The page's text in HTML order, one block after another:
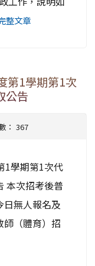
整文章
第1學期第1次
公告
： 367
1學期第1次代
本次招考後普
日無人報名及
師（體育）招